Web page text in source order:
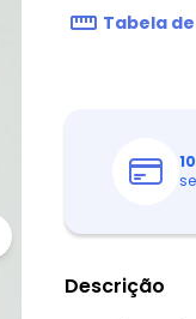
Tabela
10
Descrição